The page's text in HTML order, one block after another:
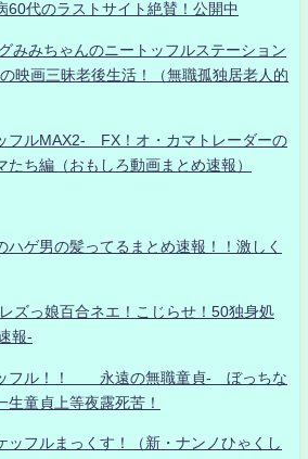
60代のラストサイト絶賛！公開中
みみちゃんのニートッフルステーション
映画三昧老後生活！（無職孤独居老人的
フルMAX2- FX！オ・カマトレーダーの
ち編（おもしろ動画まとめ速報）
ハゲ男の髪ってるまとめ速報！！激しく
ズっ娘百合ネエ！こじらせ！50独身処
報-
ッフル！！ 永遠の無職童貞- ぼっちな
生童貞上等夜露死苦！
ッフルまっくす！（新・ナンノひゃくし